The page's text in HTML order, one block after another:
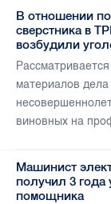
В отношении
сверстника в
возбудили
материалов
виновных на
Машинист
получил 3 года
помощника